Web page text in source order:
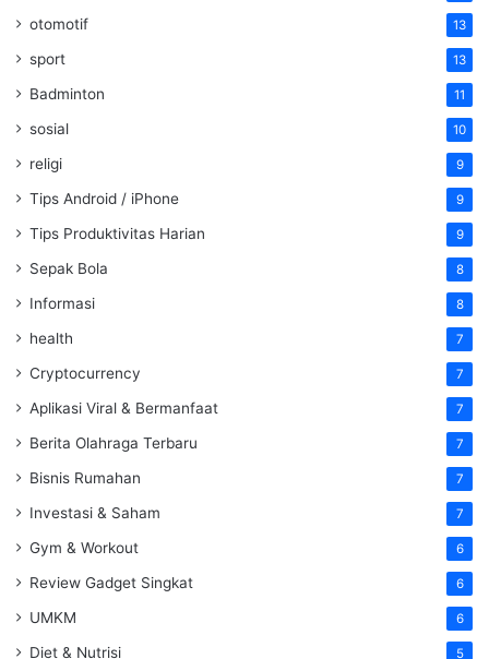
otomotif 13
sport 13
Badminton 11
sosial 10
religi 9
Tips Android / iPhone 9
Tips Produktivitas Harian 9
Sepak Bola 8
Informasi 8
health 7
Cryptocurrency 7
Aplikasi Viral & Bermanfaat 7
Berita Olahraga Terbaru 7
Bisnis Rumahan 7
Investasi & Saham 7
Gym & Workout 6
Review Gadget Singkat 6
UMKM 6
Diet & Nutrisi 5